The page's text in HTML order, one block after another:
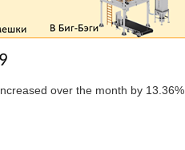
over the month by 13.36%